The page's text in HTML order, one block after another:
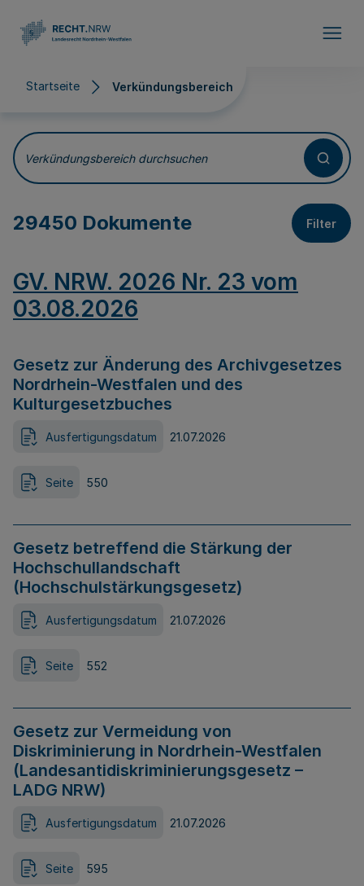
Startseite Verkündungsbereich
Verkündungsbereich
Verkündungsbereich durchsuchen
29450 Dokumente Filter
GV. NRW. 2026 Nr. 23 vom
03.08.2026
Gesetz zur Änderung des Archivgesetzes
Nordrhein-Westfalen und des
Kulturgesetzbuches
Ausfertigungsdatum 21.07.2026
Seite 550
Gesetz betreffend die Stärkung der
Hochschullandschaft
(Hochschulstärkungsgesetz)
Ausfertigungsdatum 21.07.2026
Seite 552
Gesetz zur Vermeidung von
Diskriminierung in Nordrhein-Westfalen
(Landesantidiskriminierungsgesetz –
LADG NRW)
Ausfertigungsdatum 21.07.2026
Seite 595